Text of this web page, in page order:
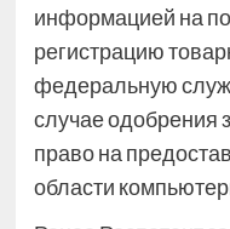
информацией на
регистрацию
федеральную
случае одобрения
право на
области